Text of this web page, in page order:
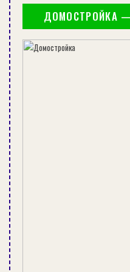
заливать новую,
необходимости
пристройки.
Если старый
пол и нижние части
целесообразнее
вентиляцию
определенных
вентиляционные
Если стены дома
выявить причину
После чего
бревна.
Замену гнилых венцов
ДОМОСТРОЙКА